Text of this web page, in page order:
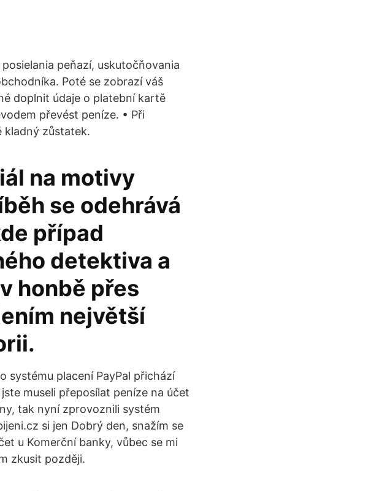
peňazí, uskutočňovania
Poté se zobrazí váš
doplnit údaje o platební kartě
převést peníze. • Při
kladný zůstatek.
na motivy
se odehrává
případ
detektiva a
honbě přes
největší
systému placení PayPal přichází
museli přeposílat peníze na účet
tak nyní zprovoznili systém
si jen Dobrý den, snažím se
u Komerční banky, vůbec se mi
zkusit později.